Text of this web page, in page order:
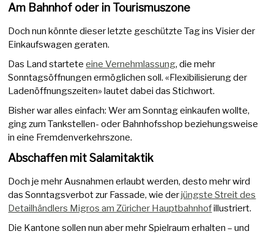
Am Bahnhof oder in Tourismuszone
Doch nun könnte dieser letzte geschützte Tag ins Visier der
Einkaufswagen geraten.
Das Land starteteeine Vernehmlassung, die mehr
Sonntagsöffnungen ermöglichen soll. «Flexibilisierung der
Ladenöffnungszeiten» lautet dabei das Stichwort.
Bisher war alles einfach: Wer am Sonntag einkaufen wollte,
ging zum Tankstellen- oder Bahnhofsshop beziehungsweise
in eine Fremdenverkehrszone.
Abschaffen mit Salamitaktik
Doch je mehr Ausnahmen erlaubt werden, desto mehr wird
das Sonntagsverbot zur Fassade, wie derjüngste Streit des
Detailhändlers Migros am Züricher Hauptbahnhofillustriert.
Die Kantone sollen nun aber mehr Spielraum erhalten – und